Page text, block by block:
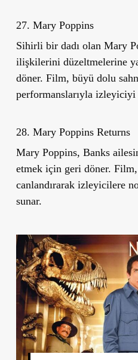
27. Mary Poppins
Sihirli bir dadı olan Mary
ilişkilerini düzeltmelerine
döner. Film, büyü dolu
performanslarıyla izleyiciyi
28. Mary Poppins Returns
Mary Poppins, Banks
etmek için geri döner.
canlandırarak izleyicilere
sunar.